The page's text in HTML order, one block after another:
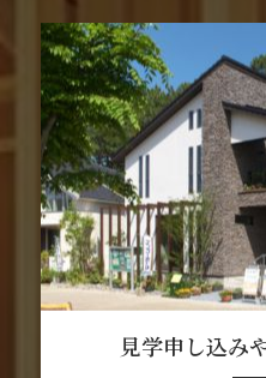
見学申し込み